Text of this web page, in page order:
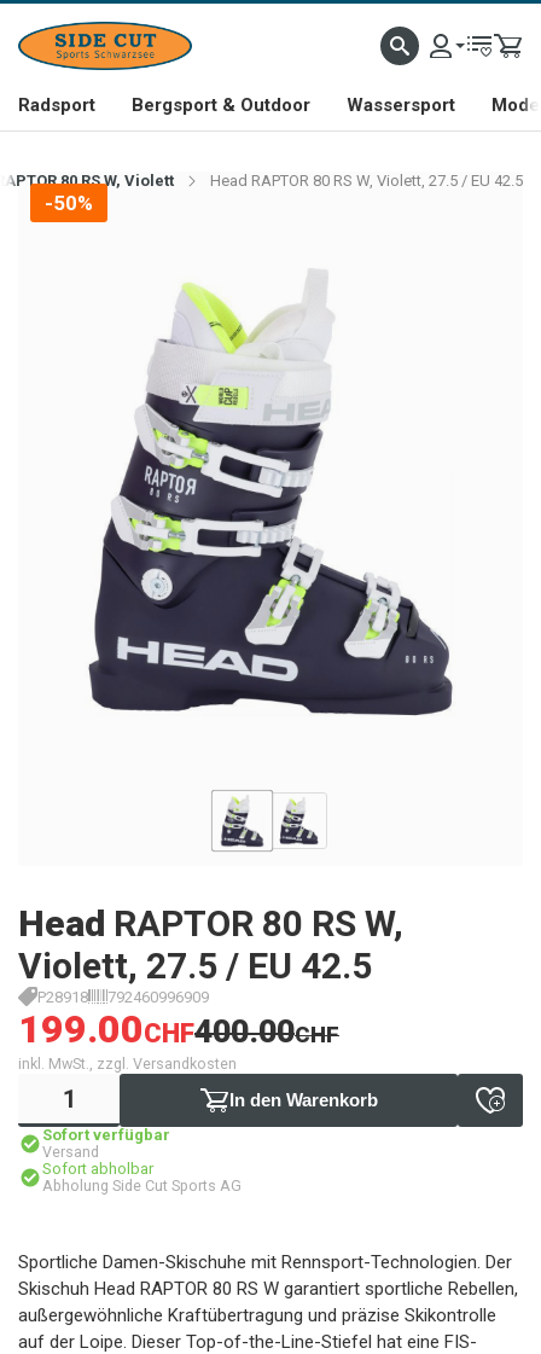
Radsport Bergsport & Outdoor Wassersport
80 RS W, Violett Head RAPTOR 80 RS W, Violett, 27.5 / EU 42.5
-50%
Head RAPTOR 80 RS W,
Violett, 27.5 / EU 42.5
P28918 792460996909
199.00CHF400.00CHF
inkl. MwSt., zzgl. Versandkosten
In den Warenkorb
Sofort verfügbar
Versand
Sofort abholbar
Abholung Side Cut Sports AG
Sportliche Damen-Skischuhe mit Rennsport-Technologien. Der
Skischuh Head RAPTOR 80 RS W garantiert sportliche Rebellen,
außergewöhnliche Kraftübertragung und präzise Skikontrolle
auf der Loipe. Dieser Top-of-the-Line-Stiefel hat eine FIS-